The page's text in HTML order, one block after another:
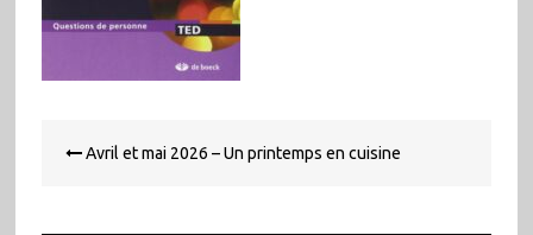
de Avril et mai 2026 – Un printemps en cuisine